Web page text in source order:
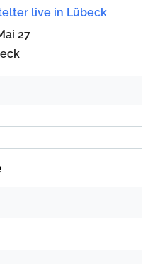
live in Lübeck
27